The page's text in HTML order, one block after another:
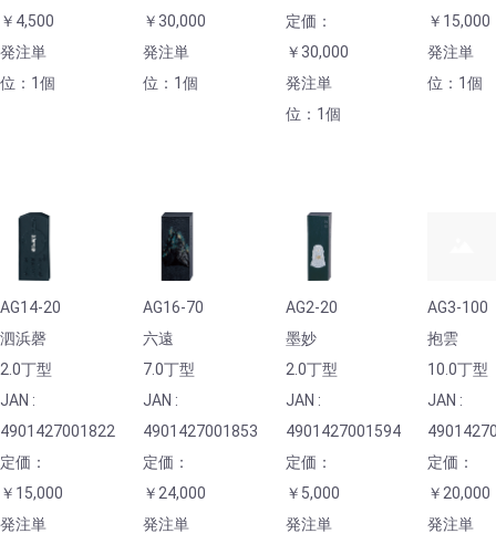
￥4,500
発注単
位：1個
￥30,000
発注単
位：1個
定価：
￥30,000
発注単
位：1個
￥15,000
発注単
位：1個
AG14-20
泗浜磬
2.0丁型
JAN :
4901427001822
定価：
￥15,000
発注単
AG16-70
六遠
7.0丁型
JAN :
4901427001853
定価：
￥24,000
発注単
AG2-20
墨妙
2.0丁型
JAN :
4901427001594
定価：
￥5,000
発注単
AG3-100
抱雲
10.0丁型
JAN :
定価：
￥20,000
発注単